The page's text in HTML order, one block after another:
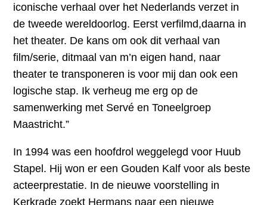
iconische verhaal over het Nederlands verzet in
de tweede wereldoorlog. Eerst verfilmd,daarna in
het theater. De kans om ook dit verhaal van
film/serie, ditmaal van m’n eigen hand, naar
theater te transponeren is voor mij dan ook een
logische stap. Ik verheug me erg op de
samenwerking met Servé en Toneelgroep
Maastricht.”
In 1994 was een hoofdrol weggelegd voor Huub
Stapel. Hij won er een Gouden Kalf voor als beste
acteerprestatie. In de nieuwe voorstelling in
Kerkrade zoekt Hermans naar een nieuwe